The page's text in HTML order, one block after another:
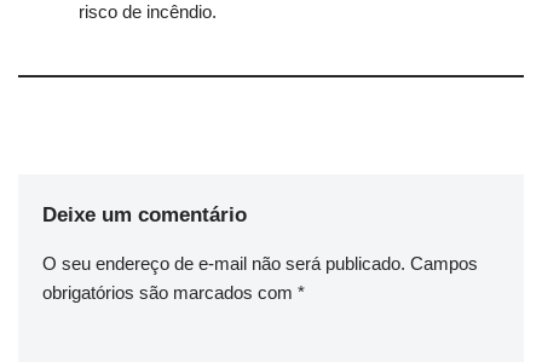
risco de incêndio.
Deixe um comentário
O seu endereço de e-mail não será publicado. Campos
obrigatórios são marcados com *